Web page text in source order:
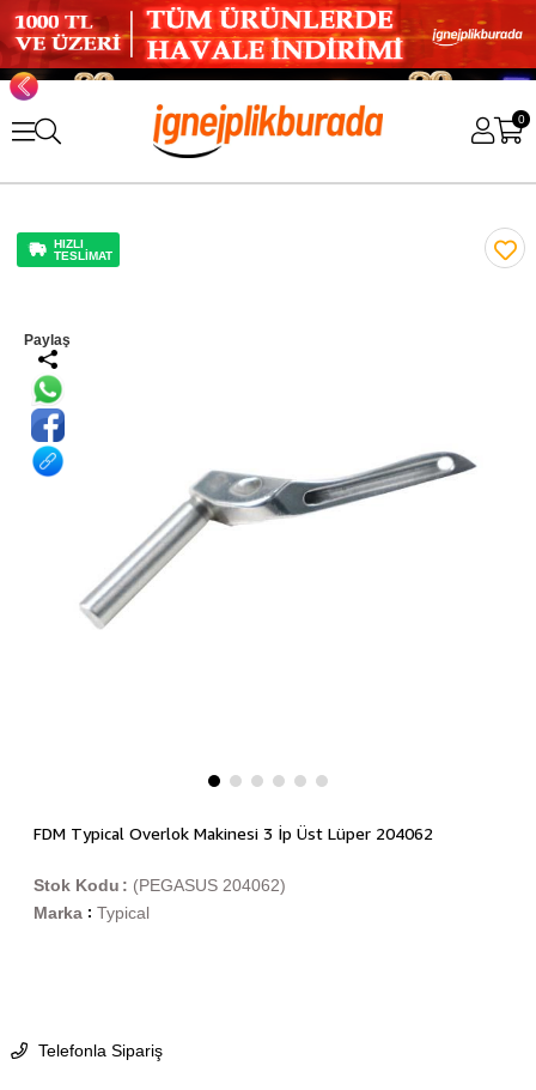
0
HIZLI
TESLİMAT
Paylaş
FDM Typical Overlok Makinesi 3 İp Üst Lüper 204062
(PEGASUS 204062)
Stok Kodu
Marka : Typical
Telefonla Sipariş